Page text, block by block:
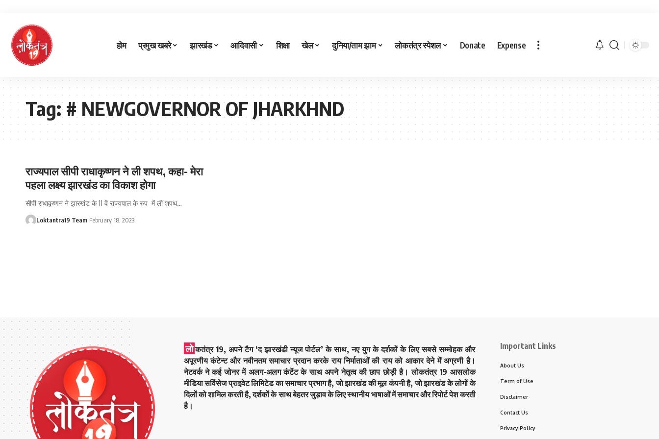
होम प्रमुख खबरे झारखंड आदिवासी शिक्षा खेल दुनिया/ताम झाम लोकतंत्र स्पेशल Donate Expense
Tag:# NEWGOVERNOR OF JHARKHND
राज्यपाल सीपी राधाकृष्णन ने ली शपथ, कहा- मेरा
पहला लक्ष्य झारखंड का विकाश होगा
सीपी राधाकृष्णन ने झारखंड के 11 वें राज्यपाल के रुप में लीं शपथ…
Loktantra19 Team February 18, 2023
लो कतंत्र 19, अपने टैग ‘द झारखंडी न्यूज पोर्टल’ के साथ, नए युग के दर्शकों के लिए सबसे सम्मोहक और
अपूरणीय कंटेन्ट और नवीनतम समाचार प्रदान करके राय निर्माताओं की राय को आकार देने में अग्रणी है।
नेटवर्क ने कई जोनर में अलग-अलग कंटेंट के साथ अपने नेतृत्व की छाप छोड़ी है। लोकतंत्र 19 आसलोक
मीडिया सर्विसेज प्राइवेट लिमिटेड का समाचार प्रभाग है, जो झारखंड की मूल कंपनी है, जो झारखंड के लोगों के
दिलों को शामिल करती है, दर्शकों के साथ बेहतर जुड़ाव के लिए स्थानीय भाषाओं में समाचार और रिपोर्ट पेश करती
है।
Important Links
About Us
Term of Use
Disclaimer
Contact Us
Privacy Policy